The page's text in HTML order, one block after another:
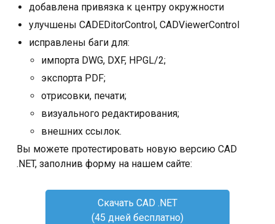
добавлена привязка к центру окружности
улучшены CADEDitorControl, CADViewerControl
исправлены баги для:
импорта DWG, DXF, HPGL/2;
экспорта PDF;
отрисовки, печати;
визуального редактирования;
внешних ссылок.
Вы можете протестировать новую версию CAD
.NET, заполнив форму на нашем сайте:
Скачать CAD .NET
(45 дней бесплатно)